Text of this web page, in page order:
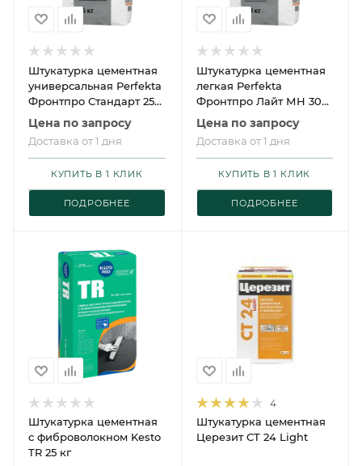
Штукатурка цементная
универсальная Perfekta
Фронтпро Стандарт 25
кг
Цена по запросу
Доставка от 1 дня
ПОДРОБНЕЕ
КУПИТЬ В 1 КЛИК
Штукатурка цементная
легкая Perfekta
Фронтпро Лайт МН 30
кг
Цена по запросу
Доставка от 1 дня
ПОДРОБНЕЕ
КУПИТЬ В 1 КЛИК
Штукатурка цементная
с фиброволокном Kesto
TR 25 кг
4
Штукатурка цементная
Церезит CT 24 Light